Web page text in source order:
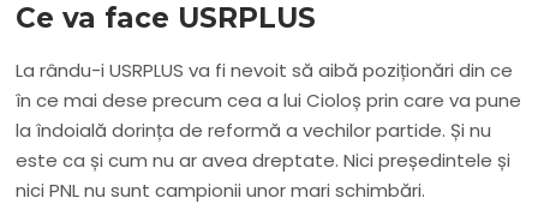
Ce va face USRPLUS
La rându-i USRPLUS va fi nevoit să aibă poziționări din ce
în ce mai dese precum cea a lui Cioloș prin care va pune
la îndoială dorința de reformă a vechilor partide. Și nu
este ca și cum nu ar avea dreptate. Nici președintele și
nici PNL nu sunt campionii unor mari schimbări.